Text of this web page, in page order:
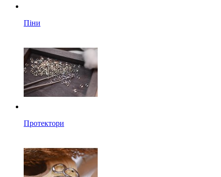
Піни
Протектори